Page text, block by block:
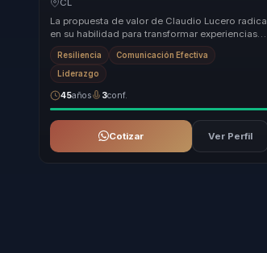
CL
La propuesta de valor de Claudio Lucero radica
en su habilidad para transformar experiencias
extremas de montaña en lecciones prácticas
d...Resiliencia Comunicación Efectiva
Liderazgo
45años 3conf.
Cotizar Ver Perfil